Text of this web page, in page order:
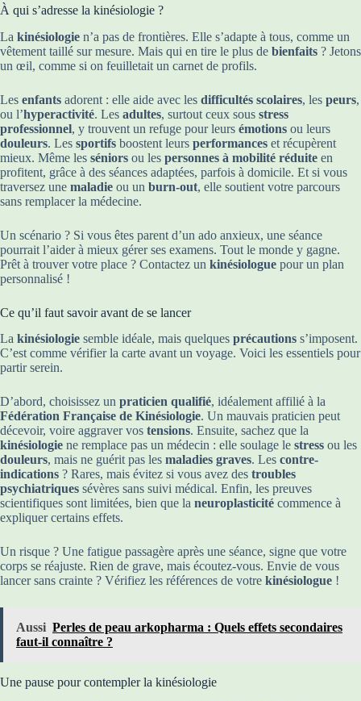
À qui s’adresse la kinésiologie ?
La kinésiologie n’a pas de frontières. Elle s’adapte à tous, comme un
vêtement taillé sur mesure. Mais qui en tire le plus de bienfaits ? Jetons
un œil, comme si on feuilletait un carnet de profils.
Les enfants adorent : elle aide avec les difficultés scolaires, les peurs,
ou l’hyperactivité. Les adultes, surtout ceux sous stress
professionnel, y trouvent un refuge pour leurs émotions ou leurs
douleurs. Les sportifs boostent leurs performances et récupèrent
mieux. Même les séniors ou les personnes à mobilité réduite en
profitent, grâce à des séances adaptées, parfois à domicile. Et si vous
traversez une maladie ou un burn-out, elle soutient votre parcours
sans remplacer la médecine.
Un scénario ? Si vous êtes parent d’un ado anxieux, une séance
pourrait l’aider à mieux gérer ses examens. Tout le monde y gagne.
Prêt à trouver votre place ? Contactez un kinésiologue pour un plan
personnalisé !
Ce qu’il faut savoir avant de se lancer
La kinésiologie semble idéale, mais quelques précautions s’imposent.
C’est comme vérifier la carte avant un voyage. Voici les essentiels pour
partir serein.
D’abord, choisissez un praticien qualifié, idéalement affilié à la
Fédération Française de Kinésiologie. Un mauvais praticien peut
décevoir, voire aggraver vos tensions. Ensuite, sachez que la
kinésiologie ne remplace pas un médecin : elle soulage le stress ou les
douleurs, mais ne guérit pas les maladies graves. Les contre-
indications ? Rares, mais évitez si vous avez des troubles
psychiatriques sévères sans suivi médical. Enfin, les preuves
scientifiques sont limitées, bien que la neuroplasticité commence à
expliquer certains effets.
Un risque ? Une fatigue passagère après une séance, signe que votre
corps se réajuste. Rien de grave, mais écoutez-vous. Envie de vous
lancer sans crainte ? Vérifiez les références de votre kinésiologue !
Aussi Perles de peau arkopharma : Quels effets secondaires
faut-il connaître ?
Une pause pour contempler la kinésiologie